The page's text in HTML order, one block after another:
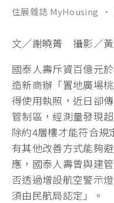
住展雜誌 MyHousing ·
文／謝曉菁 攝影／
國泰人壽斥資百億元
造新商辦「置地廣場
得使用執照，近日卻
管制區，經測量發現
除約4層樓才能符合規
有其他改善方式能夠
應，國泰人壽曾與建
否透過增設航空警示
須由民航局認定」。